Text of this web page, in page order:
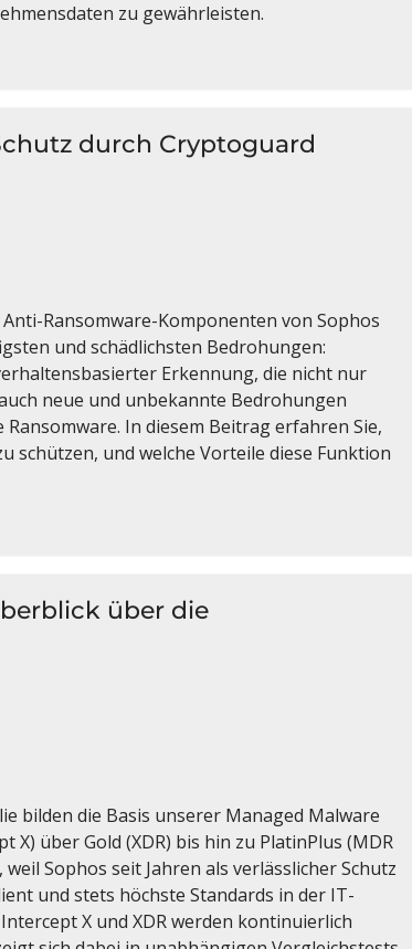
zu gewährleisten.
durch Cryptoguard
Ransomware-Komponenten von Sophos
und schädlichsten Bedrohungen:
Erkennung, die nicht nur
neue und unbekannte Bedrohungen
In diesem Beitrag erfahren Sie,
schützen, und welche Vorteile diese Funktion
über die
bilden die Basis unserer Managed Malware
über Gold (XDR) bis hin zu PlatinPlus (MDR
Sophos seit Jahren als verlässlicher Schutz
und stets höchste Standards in der IT-
X und XDR werden kontinuierlich